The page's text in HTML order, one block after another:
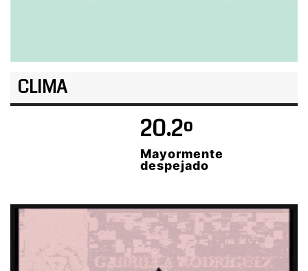
CLIMA
20.2º
Mayormente
despejado